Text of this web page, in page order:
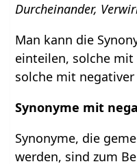
Durcheinander,
Man kann die
einteilen, solche
solche mit
Synonyme mit
Synonyme, die
werden, sind zum